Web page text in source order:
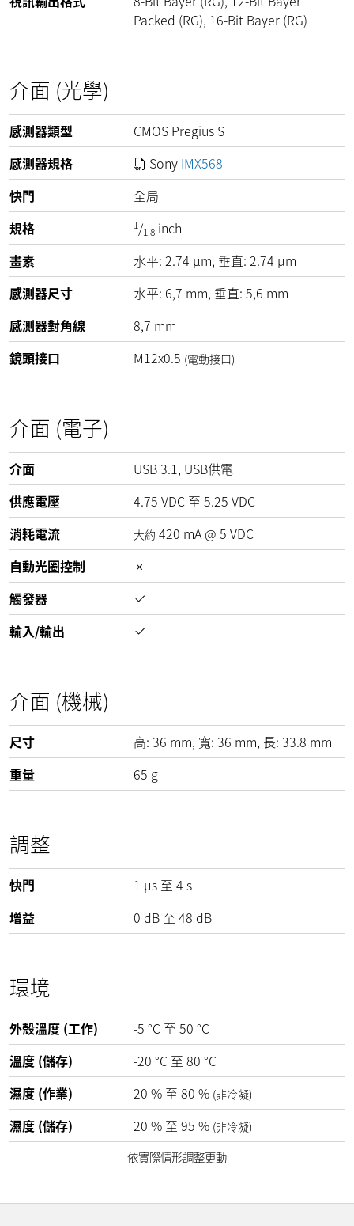
Packed (RG), 16-Bit Bayer (RG)
介面 (光學)
感測器類型
CMOS Pregius S
感測器規格
Sony IMX568
快門
全局
規格
1/1.8 inch
畫素
水平: 2.74 µm, 垂直: 2.74 µm
感測器尺寸
水平: 6,7 mm, 垂直: 5,6 mm
感測器對角線
8,7 mm
鏡頭接口
M12x0.5 (電動接口)
介面 (電子)
介面
USB 3.1, USB供電
供應電壓
4.75 VDC 至 5.25 VDC
消耗電流
大約 420 mA@ 5 VDC
自動光圈控制
觸發器
輸入/輸出
介面 (機械)
尺寸 高: 36 mm, 寬: 36 mm, 長: 33.8 mm
重量
65 g
調整
快門
1 µs 至 4 s
增益
0 dB 至 48 dB
環境
外殼溫度 (工作) -5 °C 至 50 °C
溫度 (儲存)
-20 °C 至 80 °C
濕度 (作業)
20 % 至 80 % (非冷凝)
濕度 (儲存) 20 % 至 95 % (非冷凝)
依實際情形調整更動